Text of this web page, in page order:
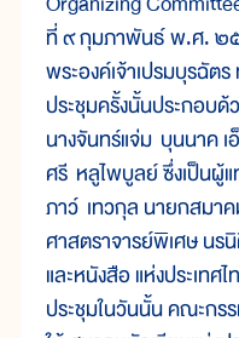
ที่ ๙ กุมภาพันธ์ พ.ศ. ๒
พระองค์เจ้าเปรมบุรฉัต
ประชุมครั้งนั้นประกอบด้
นางจันทร์แจ่ม บุนนาค
ศรี หลูไพบูลย์ ซึ่งเป็นผู้แ
ภาว์ เทวกุล นายกสมาค
ศาสตราจารย์พิเศษ นร
และหนังสือ แห่งประเท
ประชุมในวันนั้น คณะกร